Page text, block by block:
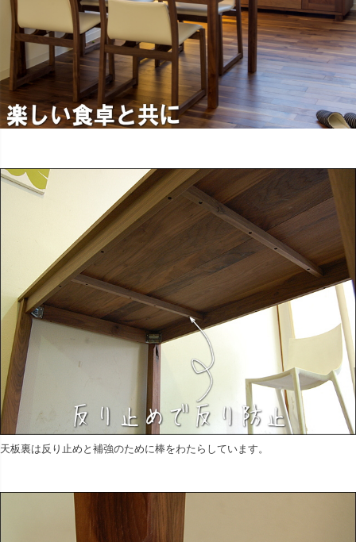
天板裏は反り止めと補強のために棒をわたらしています。